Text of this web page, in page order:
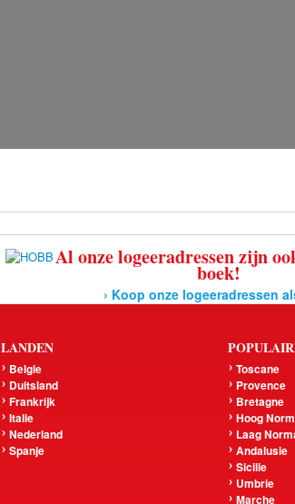
Al onze logeeradressen zijn
boek!
› Koop onze logeeradressen
LANDEN
Belgie
Duitsland
Frankrijk
Italie
Nederland
Spanje
Toscane
Provence
Bretagne
Hoog
Laag
Andalusie
Sicilie
Umbrie
Marche